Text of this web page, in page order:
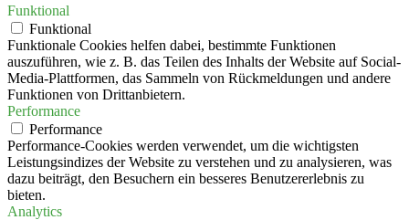
Funktional
Funktional
Funktionale Cookies helfen dabei, bestimmte Funktionen
auszuführen, wie z. B. das Teilen des Inhalts der Website auf Social-
Media-Plattformen, das Sammeln von Rückmeldungen und andere
Funktionen von Drittanbietern.
Performance
Performance
Performance-Cookies werden verwendet, um die wichtigsten
Leistungsindizes der Website zu verstehen und zu analysieren, was
dazu beiträgt, den Besuchern ein besseres Benutzererlebnis zu
bieten.
Analytics